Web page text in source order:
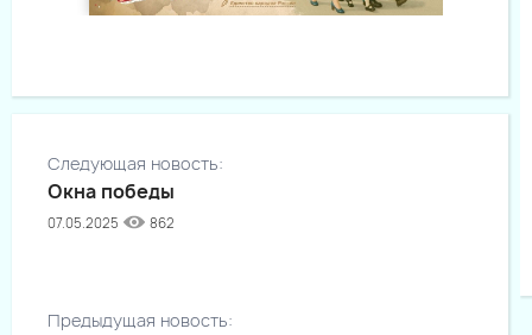
Следующая новость:
Окна победы
07.05.2025 862
Предыдущая новость: